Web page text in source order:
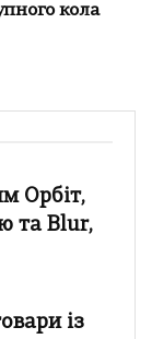
кола
Орбіт,
та Blur,
із